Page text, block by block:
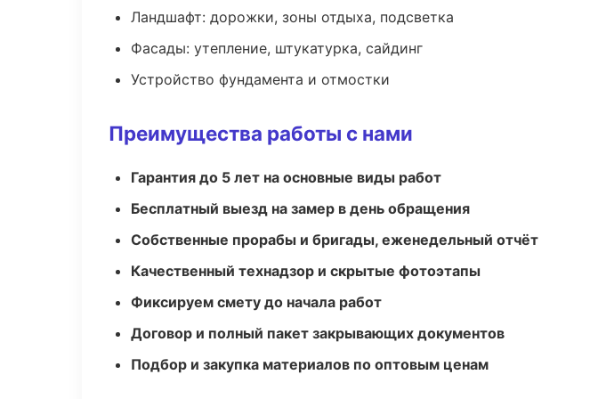
Ландшафт: дорожки, зоны отдыха, подсветка
Фасады: утепление, штукатурка, сайдинг
Устройство фундамента и отмостки
Преимущества работы с нами
Гарантия до 5 лет на основные виды работ
Бесплатный выезд на замер в день обращения
Собственные прорабы и бригады, еженедельный отчёт
Качественный технадзор и скрытые фотоэтапы
Фиксируем смету до начала работ
Договор и полный пакет закрывающих документов
Подбор и закупка материалов по оптовым ценам